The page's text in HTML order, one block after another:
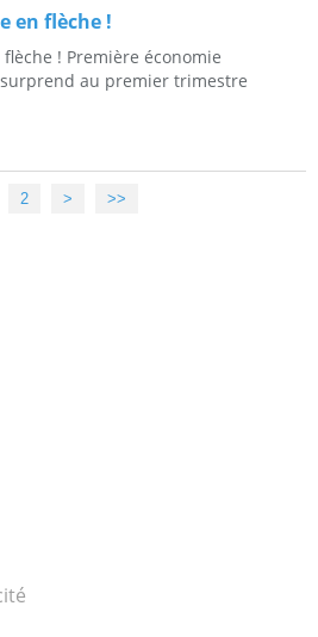
en flèche !
! Première économie
au premier trimestre
2 > >>